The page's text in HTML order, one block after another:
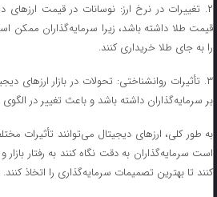
۲. تغییرات در نرخ ارز: نوسانات در قیمت ارزهای
قیمت طلا داشته باشد، زیرا سرمایه‌گذاران ممکن
را به جای طلا خریداری کنند.
۳. تأثیرات روانشناختی: تحولات در بازار ارزهای
بر سرمایه‌گذاران داشته باشد و باعث تغییر در
به طور کلی، ارزهای دیجیتال می‌توانند تأثیرات
است سرمایه‌گذاران به دقت نگاه کنند به رفتار بازار
کنند تا بهترین تصمیمات سرمایه‌گذاری را اتخاذ کنند.